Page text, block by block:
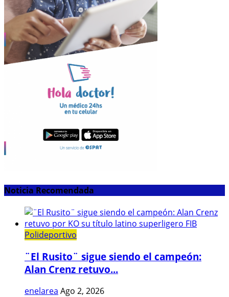
Noticia Recomendada
Polideportivo
¨El Rusito¨ sigue siendo el campeón:
Alan Crenz retuvo...
enelarea Ago 2, 2026